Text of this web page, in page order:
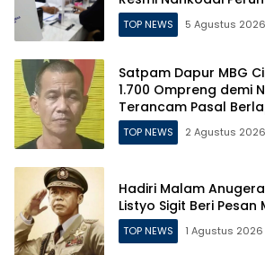
Surabaya
TOP NEWS 5 Agustus 2026
Satpam Dapur MBG
1.700 Ompreng demi
Terancam Pasal
TOP NEWS 2 Agustus 2026
Hadiri Malam
Listyo Sigit Beri Pesan
TOP NEWS 1 Agustus 2026